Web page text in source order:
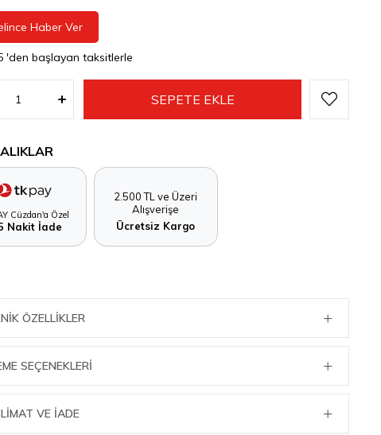
Haber Ver
'den başlayan taksitlerle
Cüzdan'a Özel
Nakit İade
2.500 TL ve Üzeri
Alışverişe
Ücretsiz Kargo
ÖZELLIKLER
SEÇENEKLERI
VE İADE